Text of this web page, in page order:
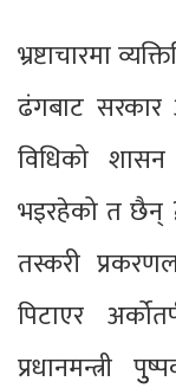
भ्रष्टाचारमा
ढंगबाट
विधिको
भइरहेको त छैन्
तस्करी
पिटाएर
प्रधानमन्त्री